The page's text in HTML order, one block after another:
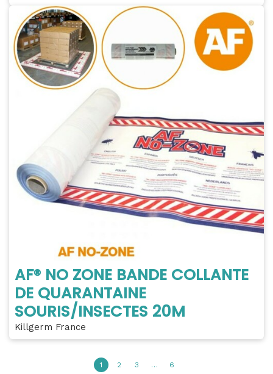
AF® NO ZONE BANDE COLLANTE
DE QUARANTAINE
SOURIS/INSECTES 20M
Killgerm France
1 2 3 … 6